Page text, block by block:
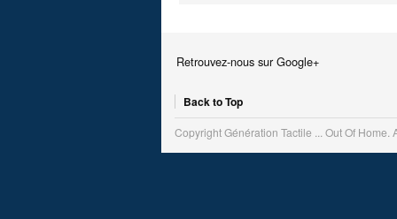
Retrouvez-nous sur Google+
Back to Top
Copyright Génération Tactile ... Out Of Home.